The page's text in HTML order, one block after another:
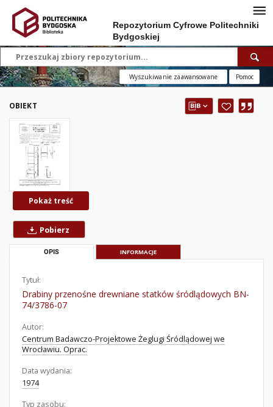
Repozytorium Cyfrowe Politechniki
Bydgoskiej
Wyszukiwanie zaawansowane Pomoc
OBIEKT
Pokaż treść
Pobierz
OPIS INFORMACJE
Tytuł:
Drabiny przenośne drewniane statków śródlądowych BN-
74/3786-07
Autor:
Centrum Badawczo-Projektowe Żeglugi Śródlądowej we
Wrocławiu. Oprac.
Data wydania:
1974
Typ zasobu: